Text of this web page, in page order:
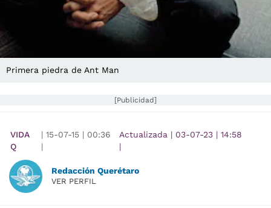
Primera piedra de Ant Man
[Publicidad]
VIDA
Q
| 15-07-15 | 00:36
|
Actualizada | 03-07-23 |14:58
|
Redacción Querétaro
VER PERFIL